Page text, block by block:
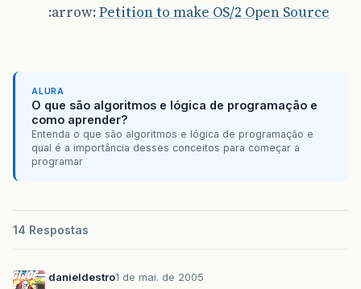
:arrow: Petition to make OS/2 Open Source
ALURA
O que são algoritmos e lógica de programação e
como aprender?
Entenda o que são algoritmos e lógica de programação e
qual é a importância desses conceitos para começar a
programar
14 Respostas
danieldestro1 de mai. de 2005